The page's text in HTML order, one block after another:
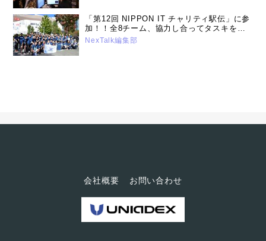
「第12回 NIPPON IT チャリティ駅伝」に参
加！！全8チーム、協力し合ってタスキをつ
なげることができました。（2023年12月13
NexTalk編集部
会社概要 お問い合わせ